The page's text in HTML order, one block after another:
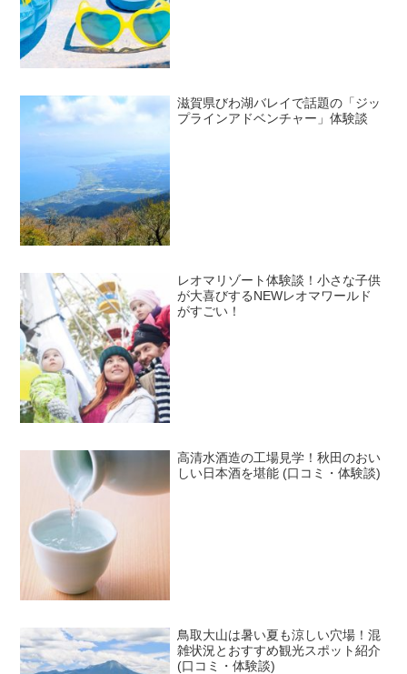
滋賀県びわ湖バレイで話題の「ジッ
プラインアドベンチャー」体験談
レオマリゾート体験談！小さな子供
が大喜びするNEWレオマワールド
がすごい！
高清水酒造の工場見学！秋田のおい
しい日本酒を堪能 (口コミ・体験談)
鳥取大山は暑い夏も涼しい穴場！混
雑状況とおすすめ観光スポット紹介
(口コミ・体験談)